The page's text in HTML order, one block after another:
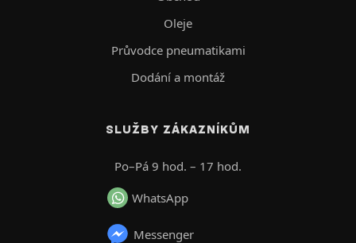
Oleje
Průvodce pneumatikami
Dodání a montáž
SLUŽBY ZÁKAZNÍKŮM
Po–Pá 9 hod. – 17 hod.
WhatsApp
Messenger